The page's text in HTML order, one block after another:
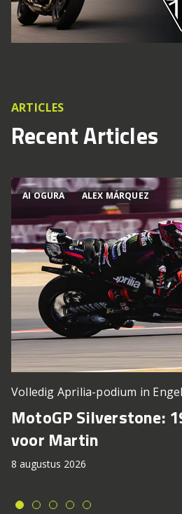
ARTICLES
Recent Articles
AI OGURA ALEX MÁRQUEZ
Volledig Aprilia-podium in
MotoGP Silverstone:
voor Martin
8 augustus 2026